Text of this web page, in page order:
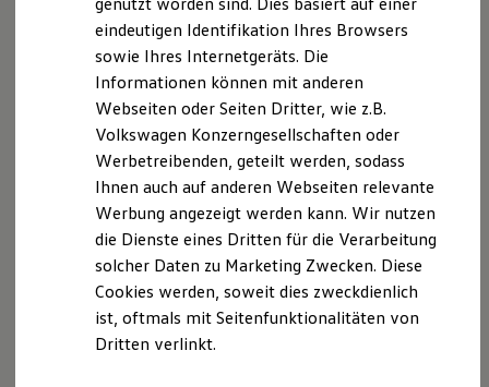
Driving Experience
Volkswagen entdecken
Werkbesichtigung
Lifestyle Shop
T-Roc Kollektion
Golf Kollektion
ID. Kollektion
Volkswagen Kollektion
R-Kollektion
GTI Kollektion
Fußball Drop
we drive football
#wedriveproud
Besitzer und Service
Software Updates
Service und Ersatzteile
Streitpunktes durch Einreichung eines
Schriftsatzes (Anrufungsschrift) bei der
Schiedsstelle erfolgen.
Durch die Entscheidung der Kfz-Schiedsstelle
wird der Rechtsweg nicht ausgeschlossen.
Durch die Anrufung der Kfz-Schiedsstelle ist die
Verjährung für die Dauer des Verfahrens
gehemmt.
Das Verfahren vor der Kfz-Schiedsstelle richtet
sich nach deren Geschäfts- und
Verfahrensordnung, die den Parteien auf
Verlangen von der Kfz-Schiedsstelle
ausgehändigt wird.
Die Anrufung der Kfz-Schiedsstelle ist
eindeutigen Identifikation Ihres Browsers
sowie Ihres Internetgeräts. Die
Informationen können mit anderen
Webseiten oder Seiten Dritter, wie z.B.
Volkswagen Konzerngesellschaften oder
Werbetreibenden, geteilt werden, sodass
Ihnen auch auf anderen Webseiten relevante
Werbung angezeigt werden kann. Wir nutzen
die Dienste eines Dritten für die Verarbeitung
solcher Daten zu Marketing Zwecken. Diese
Cookies werden, soweit dies zweckdienlich
ist, oftmals mit Seitenfunktionalitäten von
Dritten verlinkt.